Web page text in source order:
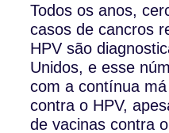
Todos os anos,
casos de cancros
HPV são
Unidos, e esse
com a contínua
contra o HPV,
de vacinas contra